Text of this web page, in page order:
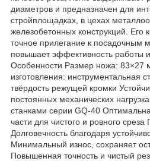
диаметров и предназначен для
стройплощадках, в цехах
железобетонных конструкций. Его
точное прилегание к посадочным
повышает эффективность работы
Особенности Размер ножа: 83×27
изготовления: инструментальная
твёрдость режущей кромки
постоянных механических
станками серии GQ-40
части для чистого и ровного
Долговечность благодаря
Минимальный износ, сохраняет
Повышенная точность и чистый